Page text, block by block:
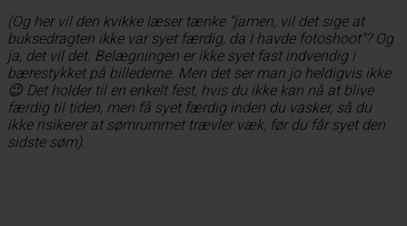
(Og her vil den kvikke læser tænke “jamen, vil det sige at
buksedragten ikke var syet færdig, da I havde fotoshoot”? Og
ja, det vil det. Belægningen er ikke syet fast indvendig i
bærestykket på billederne. Men det ser man jo heldigvis ikke
😉 Det holder til en enkelt fest, hvis du ikke kan nå at blive
færdig til tiden, men få syet færdig inden du vasker, så du
ikke risikerer at sømrummet trævler væk, før du får syet den
sidste søm).